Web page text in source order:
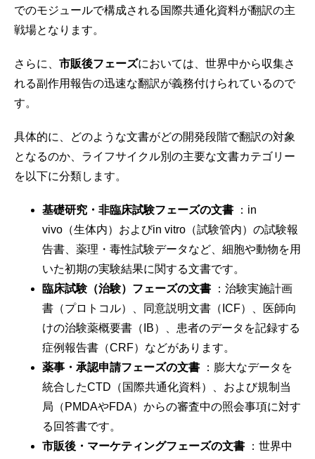
でのモジュールで構成される国際共通化資料が翻訳の主
戦場となります。
さらに、 市販後フェーズにおいては、世界中から収集さ
れる副作用報告の迅速な翻訳が義務付けられているので
す。
具体的に、どのような文書がどの開発段階で翻訳の対象
となるのか、ライフサイクル別の主要な文書カテゴリー
を以下に分類します。
基礎研究・非臨床試験フェーズの文書 ：in
vivo（生体内）およびin vitro（試験管内）の試験報
告書、薬理・毒性試験データなど、細胞や動物を用
いた初期の実験結果に関する文書です。
臨床試験（治験）フェーズの文書
：治験実施計画
書（プロトコル）、同意説明文書（ICF）、医師向
けの治験薬概要書（IB）、患者のデータを記録する
症例報告書（CRF）などがあります。
薬事・承認申請フェーズの文書
：膨大なデータを
統合したCTD（国際共通化資料）、および規制当
局（PMDAやFDA）からの審査中の照会事項に対す
る回答書です。
市販後・マーケティングフェーズの文書 ：世界中